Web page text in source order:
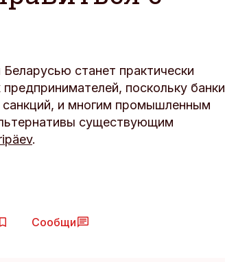
станет практически
поскольку банки
санкций, и многим промышленным
существующим
.
Сообщи